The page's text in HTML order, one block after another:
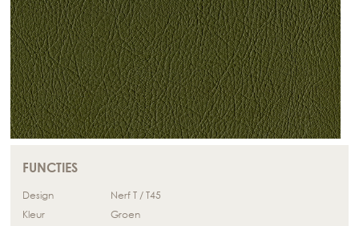
FUNCTIES
Design
Nerf T / T45
Kleur
Groen